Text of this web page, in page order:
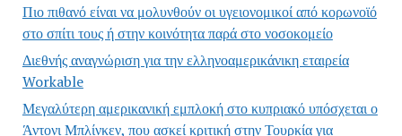
Πιο πιθανό είναι να μολυνθούν οι υγειονομικοί από κορωνοϊό
στο σπίτι τους ή στην κοινότητα παρά στο νοσοκομείο
Διεθνής αναγνώριση για την ελληνοαμερικάνικη εταιρεία
Workable
Μεγαλύτερη αμερικανική εμπλοκή στο κυπριακό υπόσχεται ο
Άντονι Μπλίνκεν, που ασκεί κριτική στην Τουρκία για